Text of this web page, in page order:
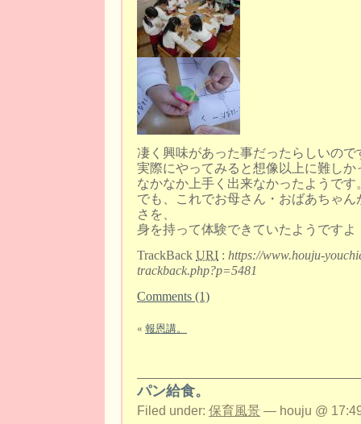
凄く興味があった事だったらしいので
実際にやってみると想像以上に難しか
なかなか上手く出来なかったようです
でも、これでお母さん・おばあちゃ
さを、
身を持って体験できていたようですよ
TrackBack URI : https://www.houju-
trackback.php?p=5481
Comments (1)
« 報恩講。
パン給食。
Filed under: 保育風景 — houju @